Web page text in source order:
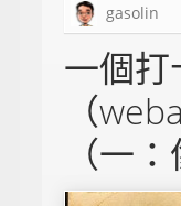
gasolin
一個打
（
（一